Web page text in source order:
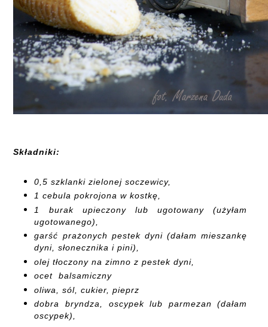
Składniki:
0,5 szklanki zielonej soczewicy,
1 cebula pokrojona w kostkę,
1 burak upieczony lub ugotowany (użyłam
ugotowanego),
garść prażonych pestek dyni (dałam mieszankę
dyni, słonecznika i pini),
olej tłoczony na zimno z pestek dyni,
ocet balsamiczny
oliwa, sól, cukier, pieprz
dobra bryndza, oscypek lub parmezan (dałam
oscypek),